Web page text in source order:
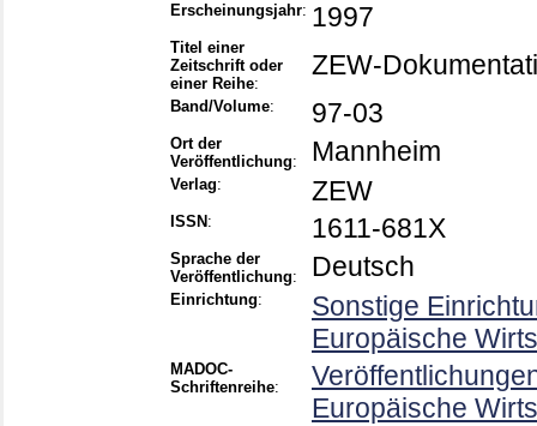
Erscheinungsjahr: 1997
Titel einer
Zeitschrift oder
einer Reihe:
ZEW-
Band/Volume: 97-03
Ort der
Veröffentlichung: Mannheim
Verlag: ZEW
ISSN : 1611-681X
Sprache der
Veröffentlichung: Deutsch
Einrichtung:
Sonstige
Europäische
MADOC-
Schriftenreihe:
Europäische